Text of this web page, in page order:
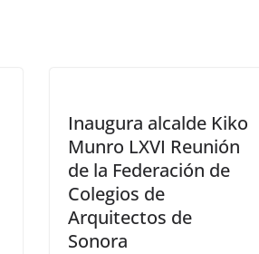
Inaugura alcalde Kiko
Munro LXVI Reunión
de la Federación de
Colegios de
Arquitectos de
Sonora